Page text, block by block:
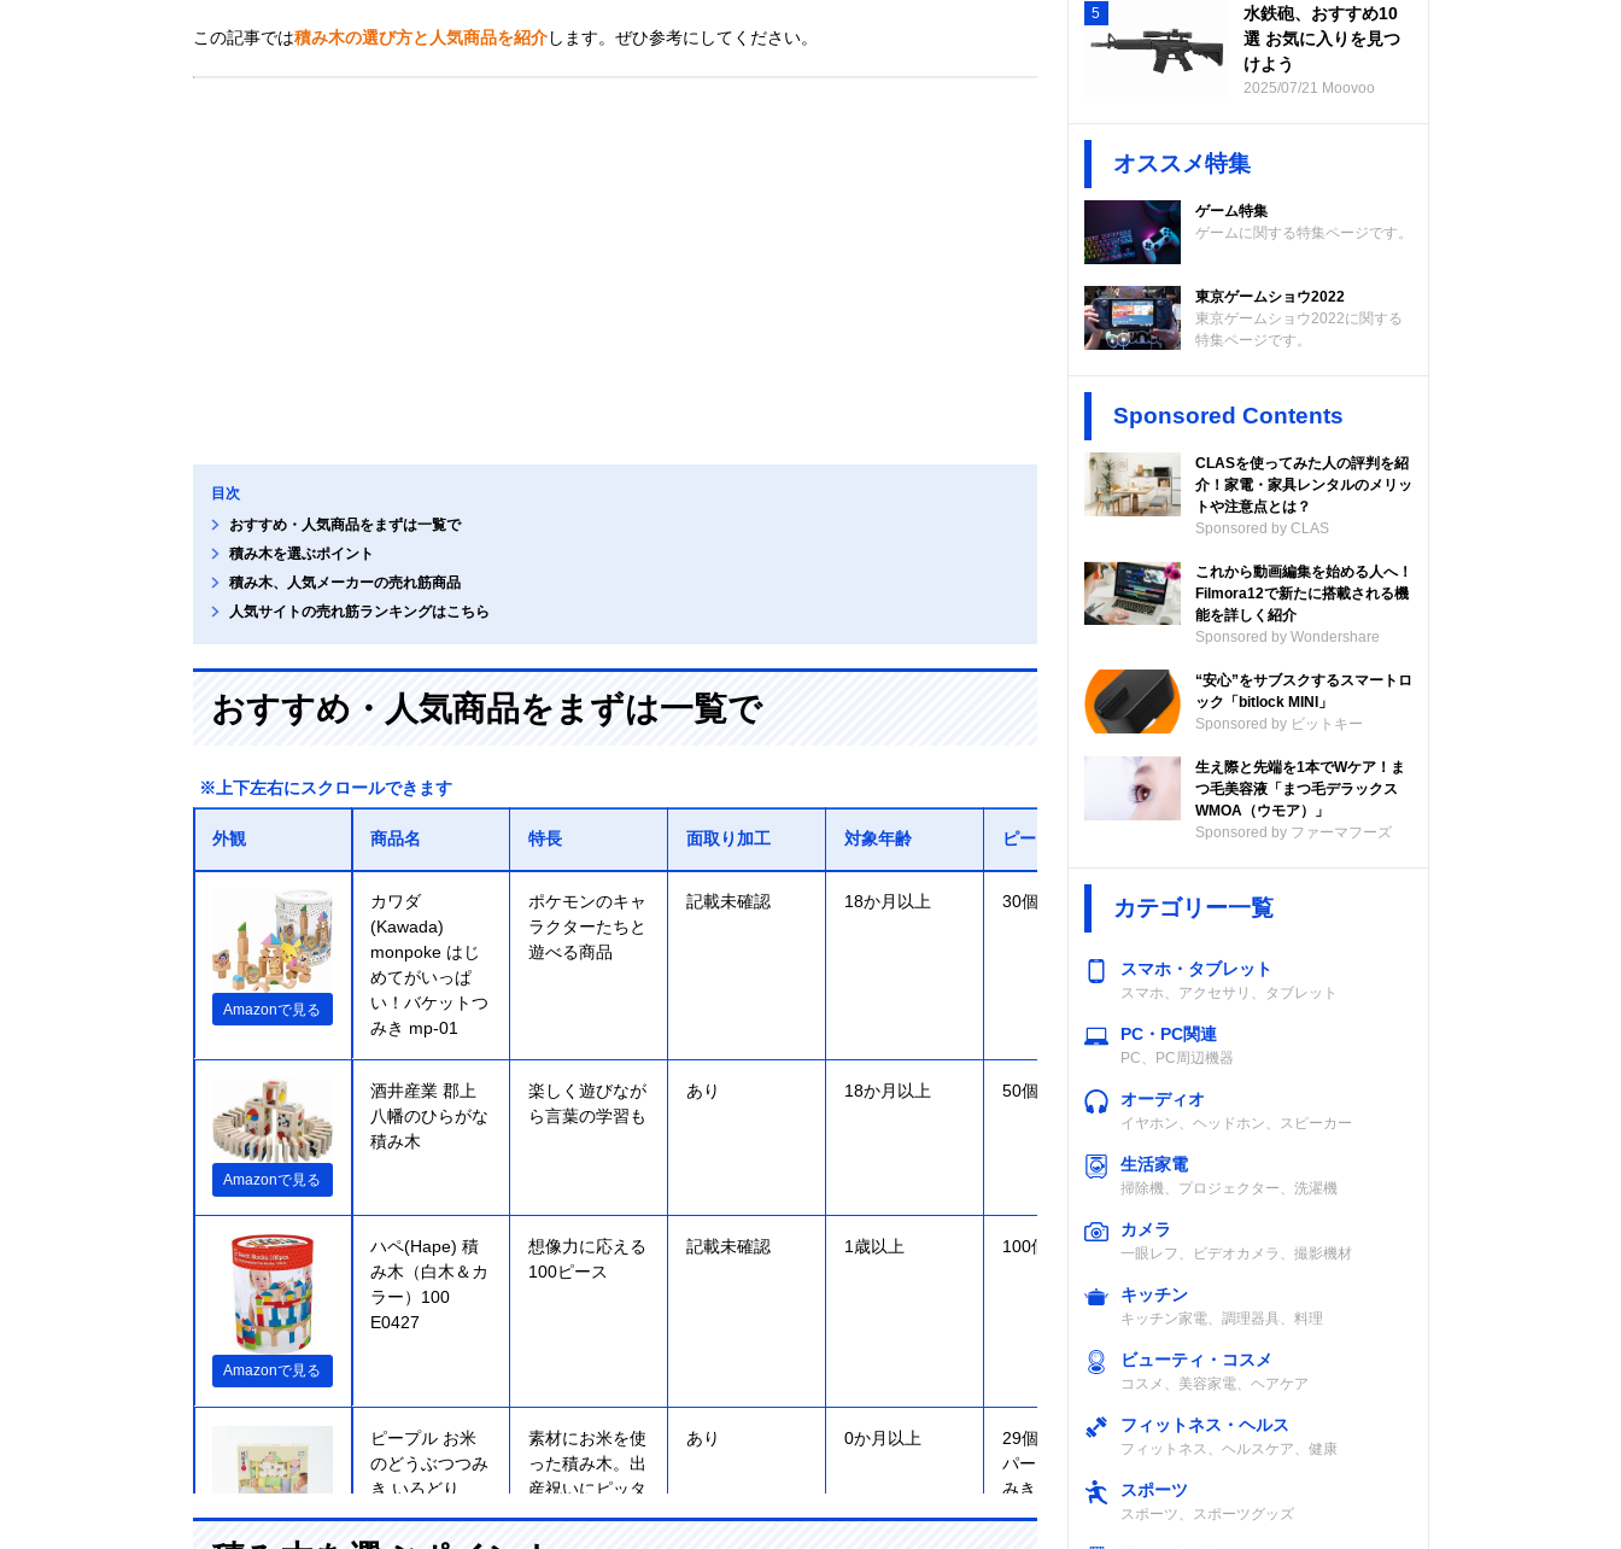
この記事では積み木の選び方と人気商品を紹介します。ぜひ参考にしてください。
目次
おすすめ・人気商品をまずは一覧で
積み木を選ぶポイント
積み木、人気メーカーの売れ筋商品
人気サイトの売れ筋ランキングはこちら
おすすめ・人気商品をまずは一覧で
※上下左右にスクロールできます
外観 商品名 特長 面取り加工 対象年齢 ピース数 安全基準
Amazonで見る
カワダ
(Kawada)
monpoke はじ
めてがいっぱ
い！バケットつ
みき mp-01
ポケモンのキャ
ラクターたちと
遊べる商品
記載未確認 18か月以上 30個 記載未確認
Amazonで見る
酒井産業 郡上
八幡のひらがな
積み木
楽しく遊びなが
ら言葉の学習も
あり 18か月以上 50個 STマーク
Amazonで見る
ハペ(Hape) 積
み木（白木＆カ
ラー）100
E0427
想像力に応える
100ピース
記載未確認 1歳以上 100個 記載未確認
ピープル お米
のどうぶつつみ
き いろどり
素材にお米を使
った積み木。出
産祝いにピッタ
リ
あり 0か月以上
29個（どうぶつ
パーツ5個・つ
みき24個）
記載未確認
5
水鉄砲、おすすめ10
選 お気に入りを見つ
けよう
2025/07/21 Moovoo
オススメ特集
ゲーム特集
ゲームに関する特集ページです。
東京ゲームショウ2022
東京ゲームショウ2022に関する
特集ページです。
Sponsored Contents
CLASを使ってみた人の評判を紹
介！家電・家具レンタルのメリッ
トや注意点とは？
Sponsored by CLAS
これから動画編集を始める人へ！
Filmora12で新たに搭載される機
能を詳しく紹介
Sponsored by Wondershare
“安心”をサブスクするスマートロ
ック「bitlock MINI」
Sponsored by ビットキー
生え際と先端を1本でWケア！ま
つ毛美容液「まつ毛デラックス
WMOA（ウモア）」
Sponsored by ファーマフーズ
カテゴリー一覧
スマホ・タブレット
スマホ、アクセサリ、タブレット
PC・PC関連
PC、PC周辺機器
オーディオ
イヤホン、ヘッドホン、スピーカー
生活家電
掃除機、プロジェクター、洗濯機
カメラ
一眼レフ、ビデオカメラ、撮影機材
キッチン
キッチン家電、調理器具、料理
ビューティ・コスメ
コスメ、美容家電、ヘアケア
フィットネス・ヘルス
フィットネス、ヘルスケア、健康
スポーツ
スポーツ、スポーツグッズ